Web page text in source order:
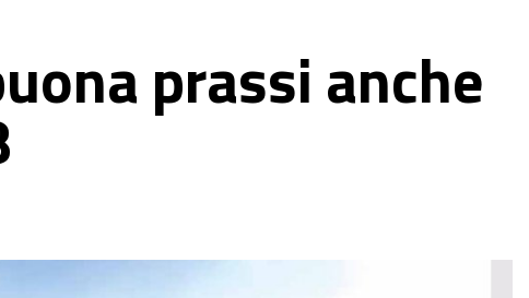
prassi anche